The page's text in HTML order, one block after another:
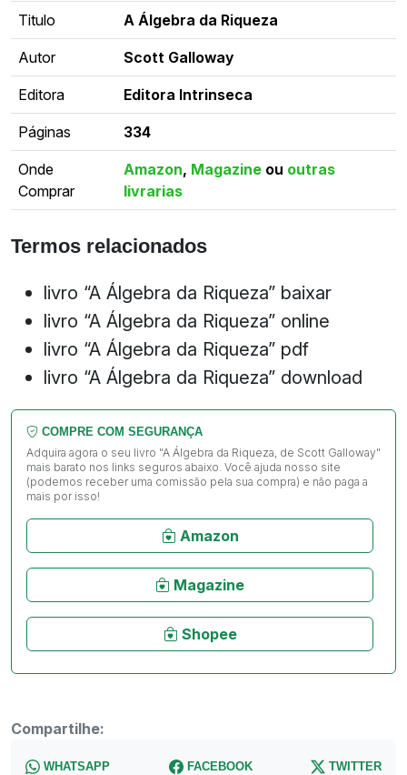
Titulo A Álgebra da Riqueza
Autor Scott Galloway
Editora Editora Intrinseca
Páginas 334
Onde
Comprar
Amazon, Magazine ou outras
livrarias
Termos relacionados
livro “A Álgebra da Riqueza” baixar
livro “A Álgebra da Riqueza” online
livro “A Álgebra da Riqueza” pdf
livro “A Álgebra da Riqueza” download
COMPRE COM SEGURANÇA
Adquira agora o seu livro "A Álgebra da Riqueza, de Scott Galloway"
mais barato nos links seguros abaixo. Você ajuda nosso site
(podemos receber uma comissão pela sua compra) e não paga a
mais por isso!
Amazon
Magazine
Shopee
Compartilhe:
WHATSAPP FACEBOOK TWITTER